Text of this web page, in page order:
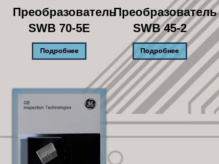
Преобразователь
SWB 70-5E
Подробнее
Преобразователь
SWB 45-2
Подробнее